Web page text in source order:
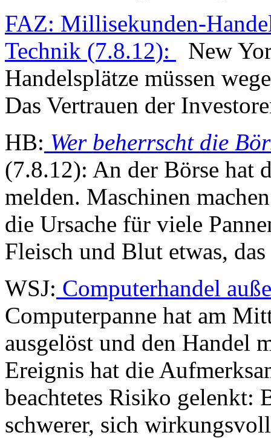
FAZ: Millisekunden-
Technik (7.8.12):
New
Handelsplätze müssen
Das Vertrauen der
HB: Wer beherrscht die
(7.8.12): An der Börse hat
melden. Maschinen
die Ursache für viele
Fleisch und Blut etwas,
WSJ: Computerhandel
Computerpanne hat am
ausgelöst und den Handel
Ereignis hat die
beachtetes Risiko gelenkt:
schwerer, sich